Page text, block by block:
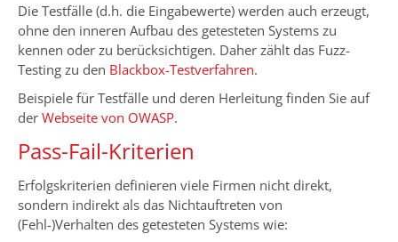
Die Testfälle (d.h. die Eingabewerte) werden auch erzeugt,
ohne den inneren Aufbau des getesteten Systems zu
kennen oder zu berücksichtigen. Daher zählt das Fuzz-
Testing zu den Blackbox-Testverfahren.
Beispiele für Testfälle und deren Herleitung finden Sie auf
der Webseite von OWASP.
Pass-Fail-Kriterien
Erfolgskriterien definieren viele Firmen nicht direkt,
sondern indirekt als das Nichtauftreten von
(Fehl-)Verhalten des getesteten Systems wie: